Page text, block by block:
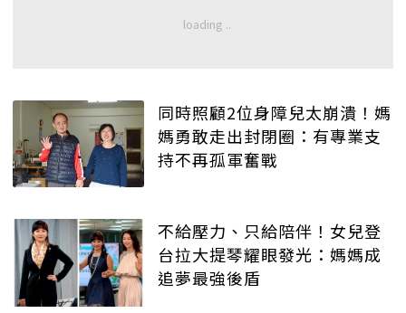
同時照顧2位身障兒太崩潰！媽
媽勇敢走出封閉圈：有專業支
持不再孤軍奮戰
不給壓力、只給陪伴！女兒登
台拉大提琴耀眼發光：媽媽成
追夢最強後盾